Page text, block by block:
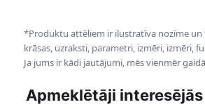
*Produktu attēliem ir ilustratīva nozīme un
krāsas, uzraksti, parametri, izmēri, izmēri,
Ja jums ir kādi jautājumi, mēs vienmēr
Apmeklētāji